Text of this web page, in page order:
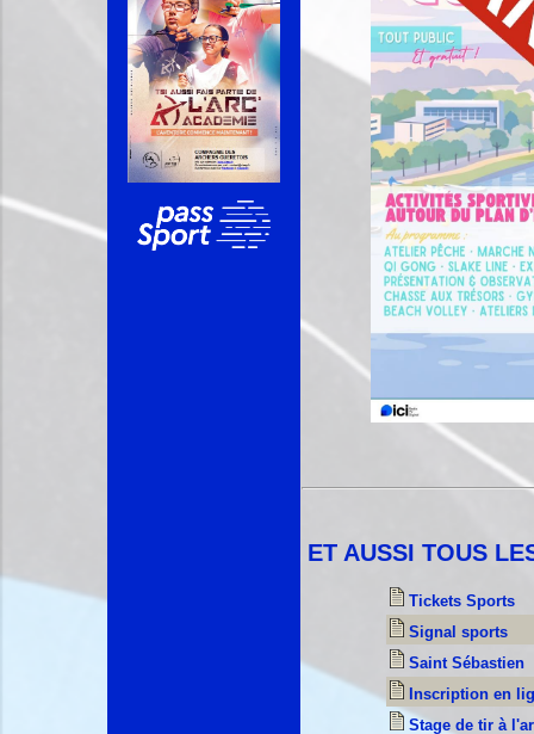
ET AUSSI TOUS
Tickets Sports
Signal sports
Saint Sébastien
Inscription en
Stage de tir à